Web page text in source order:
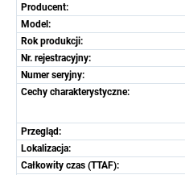
Producent:
Model:
Rok produkcji:
Nr. rejestracyjny:
Numer seryjny:
Cechy charakterystyczne:
Przegląd:
Lokalizacja:
Całkowity czas (TTAF):